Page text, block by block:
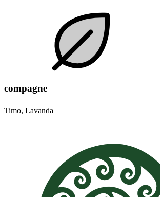
compagne
Timo, Lavanda